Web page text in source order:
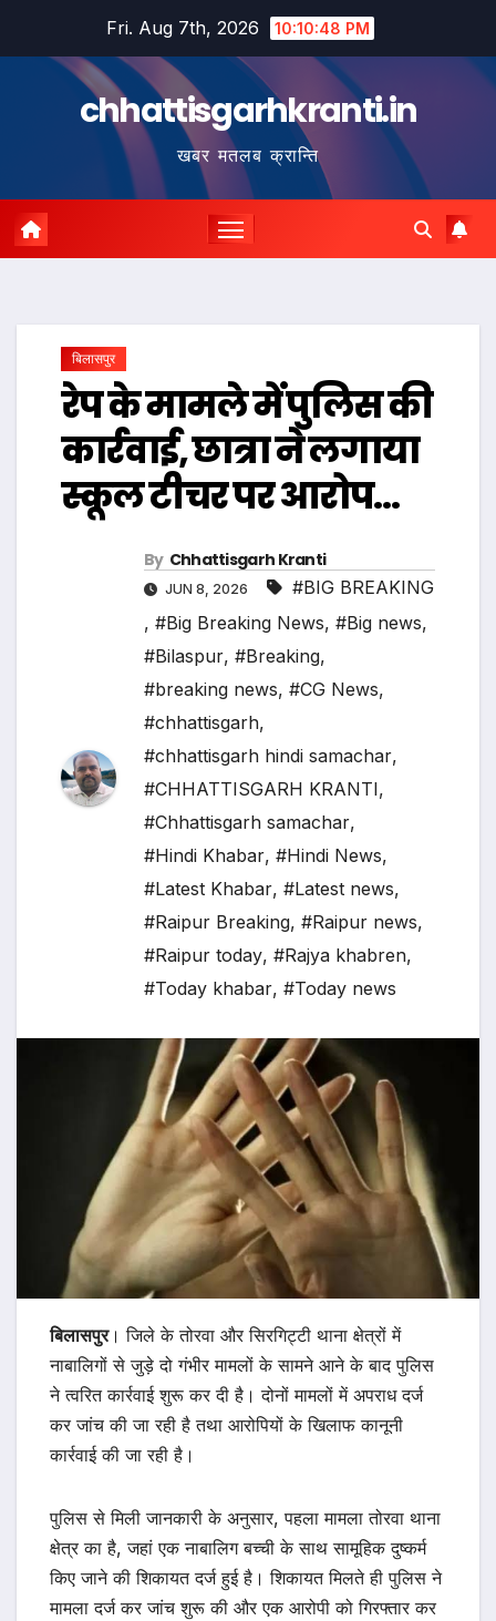
Fri. Aug 7th, 2026 10:10:49 PM
chhattisgarhkranti.in
खबर मतलब क्रान्ति
बिलासपुर
रेप के मामले में पुलिस की
कार्रवाई, छात्रा ने लगाया
स्कूल टीचर पर आरोप…
By Chhattisgarh Kranti
JUN 8, 2026
#BIG BREAKING
, #Big Breaking News, #Big news,
#Bilaspur, #Breaking,
#breaking news, #CG News,
#chhattisgarh,
#chhattisgarh hindi samachar,
#CHHATTISGARH KRANTI,
#Chhattisgarh samachar,
#Hindi Khabar, #Hindi News,
#Latest Khabar, #Latest news,
#Raipur Breaking, #Raipur news,
#Raipur today, #Rajya khabren,
#Today khabar, #Today news
बिलासपुर। जिले के तोरवा और सिरगिट्टी थाना क्षेत्रों में
नाबालिगों से जुड़े दो गंभीर मामलों के सामने आने के बाद पुलिस
ने त्वरित कार्रवाई शुरू कर दी है। दोनों मामलों में अपराध दर्ज
कर जांच की जा रही है तथा आरोपियों के खिलाफ कानूनी
कार्रवाई की जा रही है।
पुलिस से मिली जानकारी के अनुसार, पहला मामला तोरवा थाना
क्षेत्र का है, जहां एक नाबालिग बच्ची के साथ सामूहिक दुष्कर्म
किए जाने की शिकायत दर्ज हुई है। शिकायत मिलते ही पुलिस ने
मामला दर्ज कर जांच शुरू की और एक आरोपी को गिरफ्तार कर